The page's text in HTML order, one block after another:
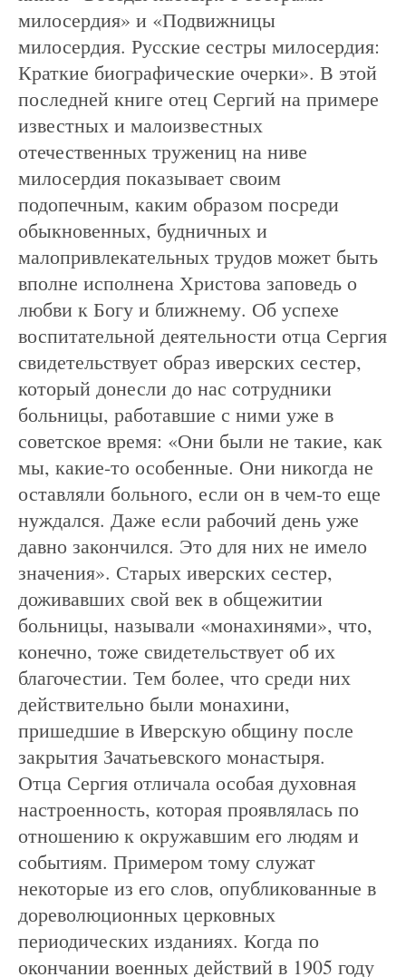
милосердия» и «Подвижницы
милосердия. Русские сестры милосердия:
Краткие биографические очерки». В этой
последней книге отец Сергий на примере
известных и малоизвестных
отечественных тружениц на ниве
милосердия показывает своим
подопечным, каким образом посреди
обыкновенных, будничных и
малопривлекательных трудов может быть
вполне исполнена Христова заповедь о
любви к Богу и ближнему. Об успехе
воспитательной деятельности отца Сергия
свидетельствует образ иверских сестер,
который донесли до нас сотрудники
больницы, работавшие с ними уже в
советское время: «Они были не такие, как
мы, какие-то особенные. Они никогда не
оставляли больного, если он в чем-то еще
нуждался. Даже если рабочий день уже
давно закончился. Это для них не имело
значения». Старых иверских сестер,
доживавших свой век в общежитии
больницы, называли «монахинями», что,
конечно, тоже свидетельствует об их
благочестии. Тем более, что среди них
действительно были монахини,
пришедшие в Иверскую общину после
закрытия Зачатьевского монастыря.
Отца Сергия отличала особая духовная
настроенность, которая проявлялась по
отношению к окружавшим его людям и
событиям. Примером тому служат
некоторые из его слов, опубликованные в
дореволюционных церковных
периодических изданиях. Когда по
окончании военных действий в 1905 году